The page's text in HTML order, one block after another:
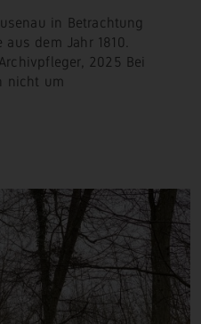
in Betrachtung
dem Jahr 1810.
2025 Bei
nicht um